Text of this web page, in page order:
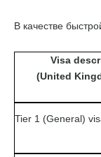
В качестве
Visa
(United
Tier 1 (General)